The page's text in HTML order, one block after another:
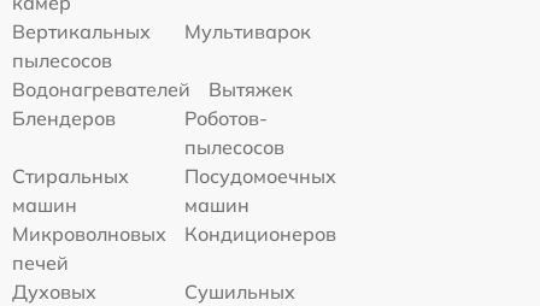
Вертикальных
пылесосов
Мультиварок
Водонагревателей
Вытяжек
Блендеров
Роботов-
пылесосов
Стиральных
машин
Посудомоечных
машин
Микроволновых
печей
Кондиционеров
Духовых
Сушильных